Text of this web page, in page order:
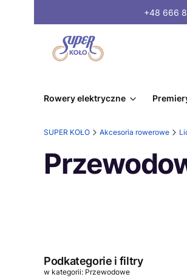
+48 666
Rowery elektryczne
SUPER KOŁO Akcesoria rowerowe
Podkategorie i filtry
w kategorii: Przewodowe